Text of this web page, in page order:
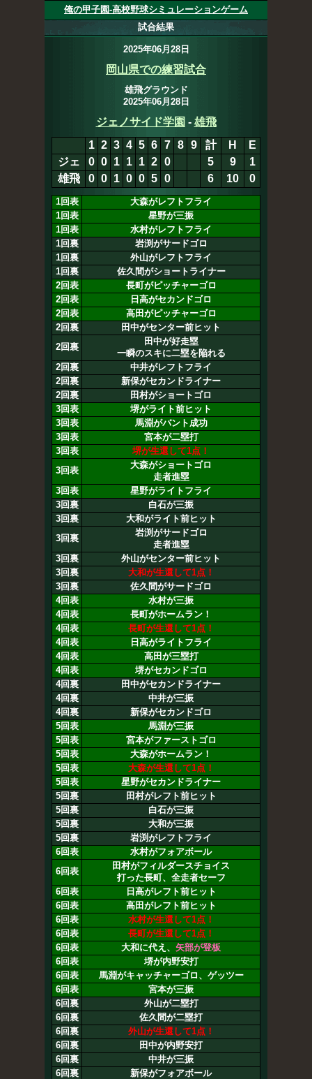
俺の甲子園-高校野球シミュレーションゲーム
試合結果
2025年06月28日
岡山県での練習試合
雄飛グラウンド
2025年06月28日
ジェノサイド学園 - 雄飛
1 2 3 4 5 6 7 8 9 計 H
E
ジェ
0 0 1 1 1 2 0 5 10
1
雄飛
0 0 1 0 0 5 0 6 10 0
1回表
大森がレフトフライ
1回表
星野が三振
1回表
水村がレフトフライ
1回裏
岩渕がサードゴロ
1回裏
外山がレフトフライ
1回裏
佐久間がショートライナー
2回表
長町がピッチャーゴロ
2回表
日高がセカンドゴロ
2回表
高田がピッチャーゴロ
2回裏
田中がセンター前ヒット
2回裏
田中が好走塁
一瞬のスキに二塁を陥れる
2回裏
中井がレフトフライ
2回裏
新保がセカンドライナー
2回裏
田村がショートゴロ
3回表
堺がライト前ヒット
3回表
馬淵がバント成功
3回表
宮本が二塁打
3回表
堺が生還して1点！
3回表
大森がショートゴロ
走者進塁
3回表
星野がライトフライ
3回裏
白石が三振
3回裏
大和がライト前ヒット
3回裏
岩渕がサードゴロ
走者進塁
3回裏
外山がセンター前ヒット
3回裏
大和が生還して1点！
3回裏
佐久間がサードゴロ
4回表
水村が三振
4回表
長町がホームラン！
4回表
長町が生還して1点！
4回表
日高がライトフライ
4回表
高田が三塁打
4回表
堺がセカンドゴロ
4回裏
田中がセカンドライナー
4回裏
中井が三振
4回裏
新保がセカンドゴロ
5回表
馬淵が三振
5回表
宮本がファーストゴロ
5回表
大森がホームラン！
5回表
大森が生還して1点！
5回表
星野がセカンドライナー
5回裏
田村がレフト前ヒット
5回裏
白石が三振
5回裏
大和が三振
5回裏
岩渕がレフトフライ
6回表
水村がフォアボール
6回表
田村がフィルダースチョイス
打った長町、全走者セーフ
6回表
日高がレフト前ヒット
6回表
高田がレフト前ヒット
6回表
水村が生還して1点！
6回表
長町が生還して1点！
6回表
大和に代え、 矢部が登板
6回表
堺が内野安打
6回表
馬淵がキャッチャーゴロ、ゲッツー
6回表
宮本が三振
6回裏
外山が二塁打
6回裏
佐久間が二塁打
6回裏
外山が生還して1点！
6回裏
田中が内野安打
6回裏
中井が三振
6回裏
新保がフォアボール